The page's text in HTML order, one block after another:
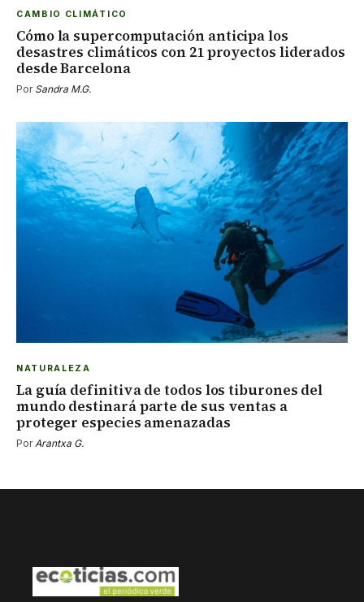
CAMBIO CLIMÁTICO
Cómo la supercomputación anticipa los
desastres climáticos con 21 proyectos liderados
desde Barcelona
Por Sandra M.G.
NATURALEZA
La guía definitiva de todos los tiburones del
mundo destinará parte de sus ventas a
proteger especies amenazadas
PorArantxa G.